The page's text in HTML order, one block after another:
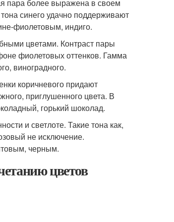
пара более выражена в своем
синего удачно поддерживают
фиолетовым, индиго.
цветами. Контраст пары
фиолетовых оттенков. Гамма
виноградного.
коричневого придают
приглушенного цвета. В
горький шоколад.
и светлоте. Такие тона как,
не исключение.
черным.
цветов